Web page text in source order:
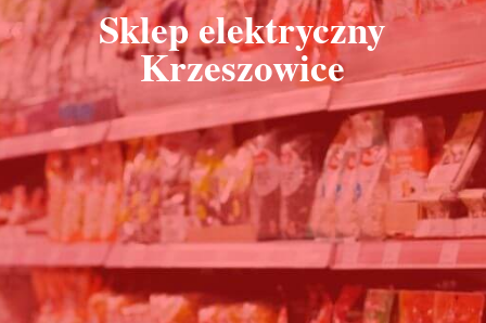
Sklep elektryczny
Krzeszowice